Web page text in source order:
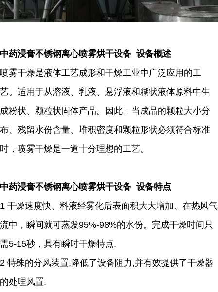
中药浸膏不锈钢离心喷雾烘干设备 设备概述
喷雾干燥是液体工艺成形和干燥工业中广泛应用的工
艺。适用于从溶液、乳液、悬浮液和糊状液体原料中生
成粉状、颗粒状固体产品。因此，当成品的颗粒大小分
布、残留水份含量、堆积密度和颗粒形状必须符合标准
时，喷雾干燥是一道十分理想的工艺。
中药浸膏不锈钢离心喷雾烘干设备 设备特点
1 干燥速度快、料液经雾化后表面积大大增加、在热风气
流中，瞬间就可蒸发95%-98%的水份。完成干燥时间只
需5-15秒，具有瞬时干燥特点.
2 特殊的分风装置,降低了设备阻力,并有效提供了干燥器
的处理风置.